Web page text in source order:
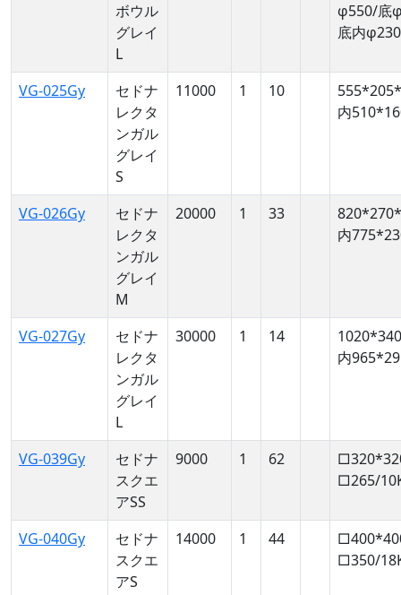
ボウル
グレイ
L
φ550/底
底内
VG-025Gy
セドナ
レクタ
ンガル
グレイ
S
11000 1 10
内
VG-026Gy
セドナ
レクタ
ンガル
グレイ
M
20000 1 33
内
VG-027Gy
セドナ
レクタ
ンガル
グレイ
L
30000 1 14
内
VG-039Gy
セドナ
スクエ
アSS
9000 1 62
□265/
VG-040Gy
セドナ
スクエ
アS
14000 1 44
□350/